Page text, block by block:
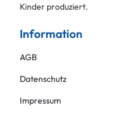
Kinder produziert.
Information
AGB
Datenschutz
Impressum